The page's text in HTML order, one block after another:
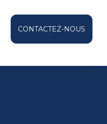
CONTACTEZ-NOUS